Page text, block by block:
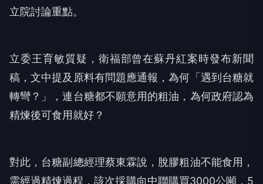
立院討論重點。
立委王育敏質疑，衛福部曾在蘇丹紅案時發布新聞
稿，文中提及原料有問題應通報，為何「遇到台糖就
轉彎？」，連台糖都不願意用的粗油，為何政府認為
精煉後可食用就好？
對此，台糖副總經理蔡東霖說，脫膠粗油不能食用，
需經過精煉過程，該次採購向中聯購買3000公噸，5